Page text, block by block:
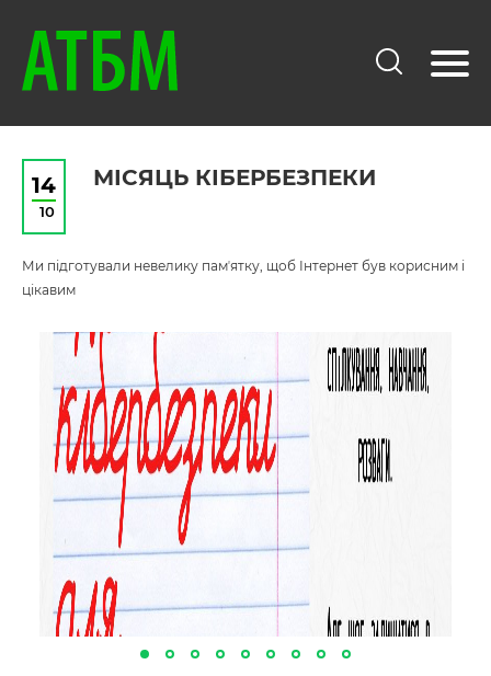
14
10
МІСЯЦЬ КІБЕРБЕЗПЕКИ
Ми підготували невелику памʼятку, щоб Інтернет був корисним і
цікавим